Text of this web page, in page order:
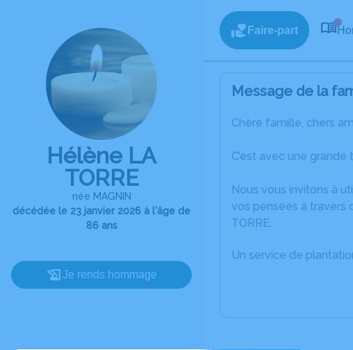
Hélène LA
TORRE
née MAGNIN
décédée le 23 janvier 2026 à l'âge de
86 ans
Je rends hommage
Faire-part
Message de la
Chère famille, chers
C’est avec une
Nous vous invitons à
vos pensées à travers
TORRE.
Un service de